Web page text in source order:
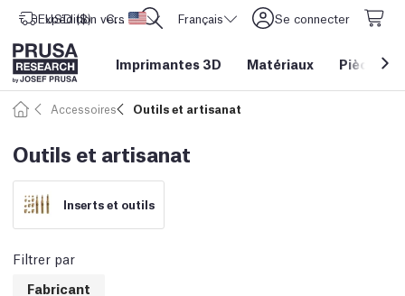
Expédition vers Etats-Unis d'Amérique
USD ($) CORE One L: Maintenant en stock ! Français Se connecter
Imprimantes 3D Matériaux Pièces&
Accessoires Outils et artisanat
Outils et artisanat
Inserts et outils
Filtrer par
Fabricant